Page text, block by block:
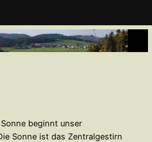
beginnt unser
Sonne ist das Zentralgestirn